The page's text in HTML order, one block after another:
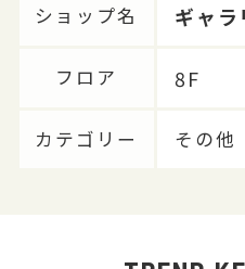
ショップ名 ギャラ
フロア 8F
カテゴリー その他